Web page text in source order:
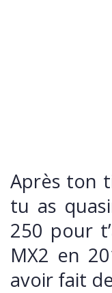
Après ton
tu as
250 pour
MX2 en
avoir fait